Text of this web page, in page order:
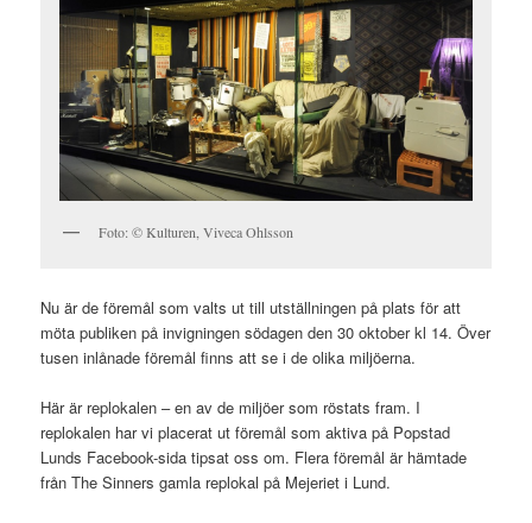
Foto: © Kulturen, Viveca Ohlsson
Nu är de föremål som valts ut till utställningen på plats för att
möta publiken på invigningen södagen den 30 oktober kl 14. Över
tusen inlånade föremål finns att se i de olika miljöerna.
Här är replokalen – en av de miljöer som röstats fram. I
replokalen har vi placerat ut föremål som aktiva på Popstad
Lunds Facebook-sida tipsat oss om. Flera föremål är hämtade
från The Sinners gamla replokal på Mejeriet i Lund.